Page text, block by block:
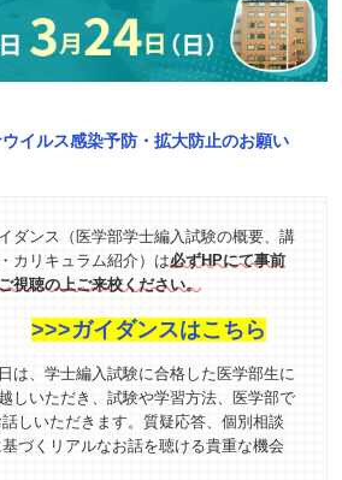
イルス感染予防・拡大防止のお願い
ダンス（医学部学士編入試験の概要、講
カリキュラム紹介）は必ずHPにて事前
視聴の上ご来校ください。
>>>ガイダンスはこちら
は、学士編入試験に合格した医学部生に
しいただき、試験や学習方法、医学部で
しいただきます。質疑応答、個別相談
づくリアルなお話を聴ける貴重な機会